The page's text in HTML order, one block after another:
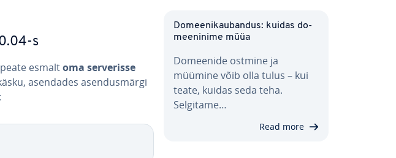
s
esmaltoma ser­ve­risse
asendades asen­dus­märgi
Do­mee­ni­kau­ban­dus: kuidas do­
mee­ninime müüa
Domeenide ostmine ja
müümine võib olla tulus – kui
teate, kuidas seda teha.
Selgitame…
Read more